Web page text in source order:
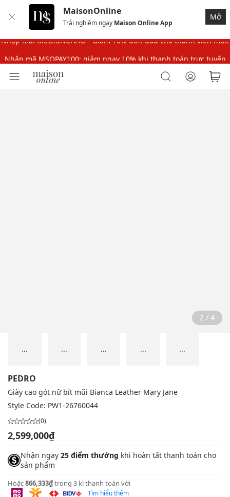
MaisonOnline
Trải nghiệm ngay Maison Online App
Mở
Nhập mã MSOPAY100: giảm ngay 10% khi thanh toán trực tuyến
Nhập mã: MSOXINCHAO - Giảm 10% đơn đầu cho thành viên mới!
2 / 4
... ... ... ... ...
PEDRO
Giày cao gót nữ bít mũi Bianca Leather Mary Jane
Style Code: PW1-26760044
(0)
2,599,000₫
Nhận ngay 25 điểm thưởng khi hoàn tất thanh toán cho
sản phẩm
Hoặc866,333₫trong 3 kì thanh toán với
Tìm hiểu thêm